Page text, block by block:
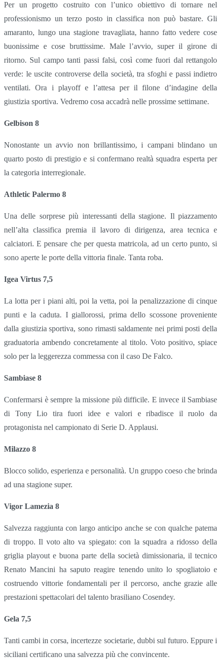
Per un progetto costruito con l’unico obiettivo di tornare nel
professionismo un terzo posto in classifica non può bastare. Gli
amaranto, lungo una stagione travagliata, hanno fatto vedere cose
buonissime e cose bruttissime. Male l’avvio, super il girone di
ritorno. Sul campo tanti passi falsi, così come fuori dal rettangolo
verde: le uscite controverse della società, tra sfoghi e passi indietro
ventilati. Ora i playoff e l’attesa per il filone d’indagine della
giustizia sportiva. Vedremo cosa accadrà nelle prossime settimane.
Gelbison 8
Nonostante un avvio non brillantissimo, i campani blindano un
quarto posto di prestigio e si confermano realtà squadra esperta per
la categoria interregionale.
Athletic Palermo 8
Una delle sorprese più interessanti della stagione. Il piazzamento
nell’alta classifica premia il lavoro di dirigenza, area tecnica e
calciatori. E pensare che per questa matricola, ad un certo punto, si
sono aperte le porte della vittoria finale. Tanta roba.
Igea Virtus 7,5
La lotta per i piani alti, poi la vetta, poi la penalizzazione di cinque
punti e la caduta. I giallorossi, prima dello scossone proveniente
dalla giustizia sportiva, sono rimasti saldamente nei primi posti della
graduatoria ambendo concretamente al titolo. Voto positivo, spiace
solo per la leggerezza commessa con il caso De Falco.
Sambiase 8
Confermarsi è sempre la missione più difficile. E invece il Sambiase
di Tony Lio tira fuori idee e valori e ribadisce il ruolo da
protagonista nel campionato di Serie D. Applausi.
Milazzo 8
Blocco solido, esperienza e personalità. Un gruppo coeso che brinda
ad una stagione super.
Vigor Lamezia 8
Salvezza raggiunta con largo anticipo anche se con qualche patema
di troppo. Il voto alto va spiegato: con la squadra a ridosso della
griglia playout e buona parte della società dimissionaria, il tecnico
Renato Mancini ha saputo reagire tenendo unito lo spogliatoio e
costruendo vittorie fondamentali per il percorso, anche grazie alle
prestazioni spettacolari del talento brasiliano Cosendey.
Gela 7,5
Tanti cambi in corsa, incertezze societarie, dubbi sul futuro. Eppure i
siciliani certificano una salvezza più che convincente.